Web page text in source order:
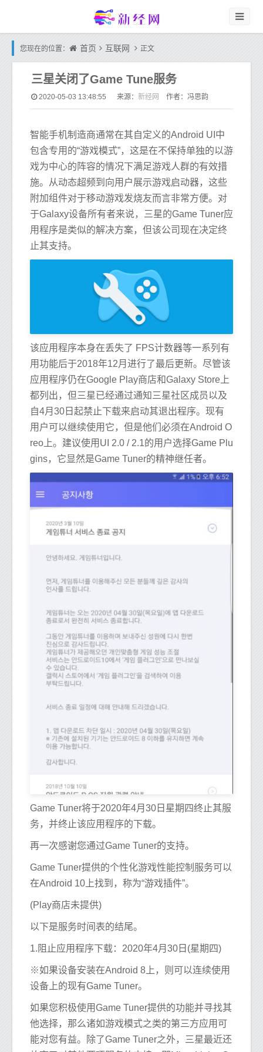
您现在的位置： 首页 互联网 正文
三星关闭了Game Tune服务
2020-05-03 13:48:55 来源： 新经网 作者：冯思韵
智能手机制造商通常在其自定义的Android UI中
包含专用的“游戏模式”，这是在不保持单独的以游
戏为中心的阵容的情况下满足游戏人群的有效措
施。从动态超频到向用户展示游戏启动器，这些
附加组件对于移动游戏发烧友而言非常方便。对
于Galaxy设备所有者来说，三星的Game Tuner应
用程序是类似的解决方案，但该公司现在决定终
止其支持。
该应用程序本身在丢失了 FPS计数器等一系列有
用功能后于2018年12月进行了最后更新。尽管该
应用程序仍在Google Play商店和Galaxy Store上
都列出，但三星已经通过通知三星社区成员以及
自4月30日起禁止下载来启动其退出程序。现有
用户可以继续使用它，但是他们必须在Android O
reo上。建议使用UI 2.0 / 2.1的用户选择Game Plu
gins，它显然是Game Tuner的精神继任者。
Game Tuner将于2020年4月30日星期四终止其服
务，并终止该应用程序的下载。
再一次感谢您通过Game Tuner的支持。
Game Tuner提供的个性化游戏性能控制服务可以
在Android 10上找到，称为“游戏插件”。
(Play商店未提供)
以下是服务时间表的结尾。
1.阻止应用程序下载：2020年4月30日(星期四)
※如果设备安装在Android 8上，则可以连续使用
设备上的现有Game Tuner。
如果您积极使用Game Tuner提供的功能并寻找其
他选择，那么诸如游戏模式之类的第三方应用可
能对您有益。除了Game Tuner之外，三星最近还